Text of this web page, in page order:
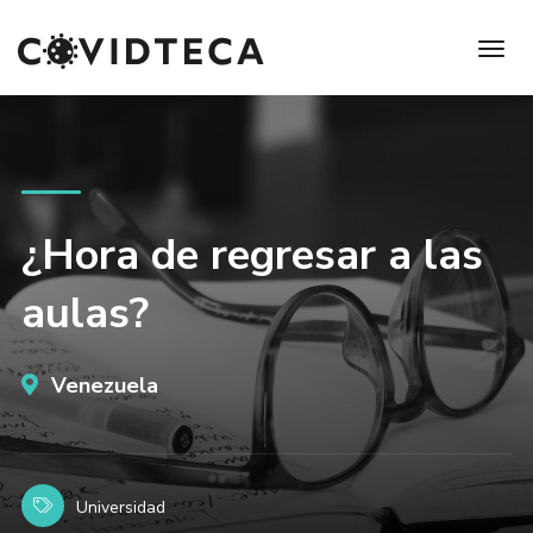
¿Hora de regresar a las
aulas?
Venezuela
Universidad